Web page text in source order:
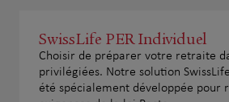
SwissLife PER Individuel
Choisir de préparer votre retraite
privilégiées. Notre solution
été spécialement développée pour